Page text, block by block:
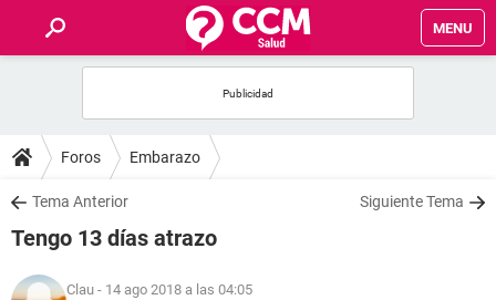
MENU
FOROS
SALUD
FAMILIA
Foros Embarazo
Tema Anterior Siguiente Tema
Tengo 13 días atrazo
Clau - 14 ago 2018 a las 04:05